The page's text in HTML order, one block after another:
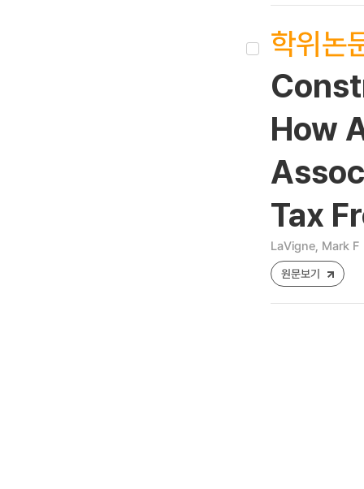
학위논
How
Tax
LaVigne, Mark F
원문보기